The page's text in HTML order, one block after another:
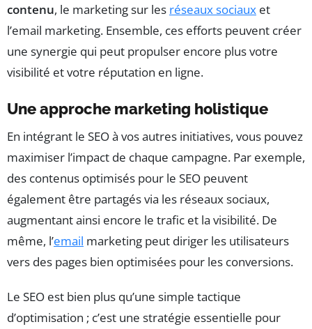
contenu, le marketing sur les réseaux sociaux et
l’email marketing. Ensemble, ces efforts peuvent créer
une synergie qui peut propulser encore plus votre
visibilité et votre réputation en ligne.
Une approche marketing holistique
En intégrant le SEO à vos autres initiatives, vous pouvez
maximiser l’impact de chaque campagne. Par exemple,
des contenus optimisés pour le SEO peuvent
également être partagés via les réseaux sociaux,
augmentant ainsi encore le trafic et la visibilité. De
même, l’email marketing peut diriger les utilisateurs
vers des pages bien optimisées pour les conversions.
Le SEO est bien plus qu’une simple tactique
d’optimisation ; c’est une stratégie essentielle pour